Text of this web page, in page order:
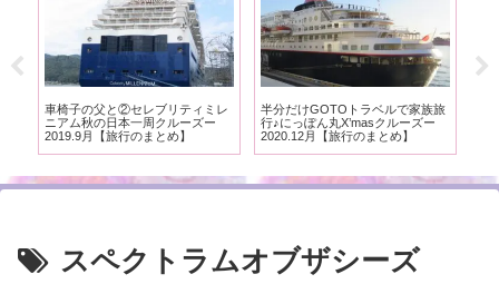
車椅子の父と②セレブリティミレ
ニアム秋の日本一周クルーズー
2019.9月【旅行のまとめ】
半分だけGOTOトラベルで家族旅
行♪にっぽん丸X’masクルーズー
2020.12月【旅行のまとめ】
スペクトラムオブザシーズ